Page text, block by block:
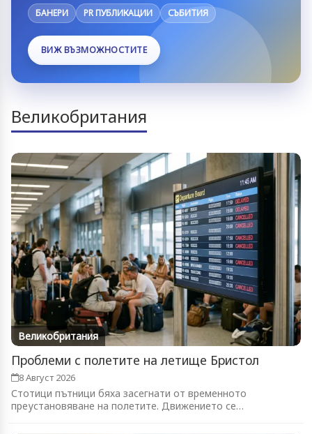
БАНЕРИ PR ПУБЛИКАЦИИ СЪБИТИЯ
ВИЖ ВЪЗМОЖНОСТИТЕ
Великобритания
Великобритания
Проблеми с полетите на летище Бристол
8 Август 2026
Стотици пътници бяха засегнати от временното
преустановяване на полетите. Движението се